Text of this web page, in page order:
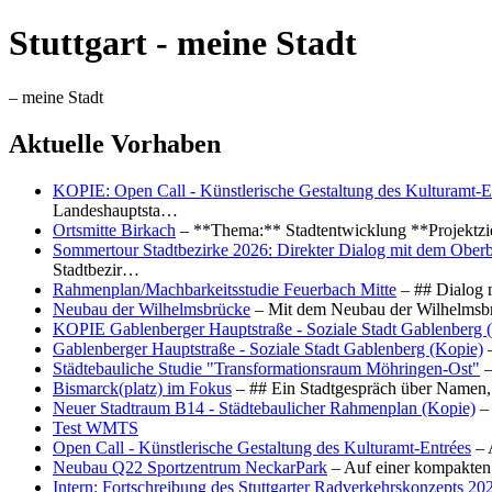
Stuttgart - meine Stadt
– meine Stadt
Aktuelle Vorhaben
KOPIE: Open Call - Künstlerische Gestaltung des Kulturamt-
Landeshauptsta…
Ortsmitte Birkach – **Thema:** Stadtentwicklung
Sommertour Stadtbezirke 2026: Direkter Dialog mit dem
Stadtbezir…
Rahmenplan/Machbarkeitsstudie Feuerbach Mitte – ## Dialog
Neubau der Wilhelmsbrücke – Mit dem Neubau der
KOPIE Gablenberger Hauptstraße - Soziale Stadt Gablenberg
Gablenberger Hauptstraße - Soziale Stadt Gablenberg (Kopie)
Städtebauliche Studie "Transformationsraum Möhringen-Ost"
Bismarck(platz) im Fokus – ## Ein Stadtgespräch über
Neuer Stadtraum B14 - Städtebaulicher Rahmenplan (Kopie) –
Test WMTS
Open Call - Künstlerische Gestaltung des Kulturamt-Entrées –
Neubau Q22 Sportzentrum NeckarPark – Auf einer
Intern: Fortschreibung des Stuttgarter Radverkehrskonzepts